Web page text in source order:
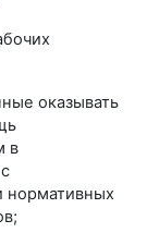
оказывать
в
нормативных